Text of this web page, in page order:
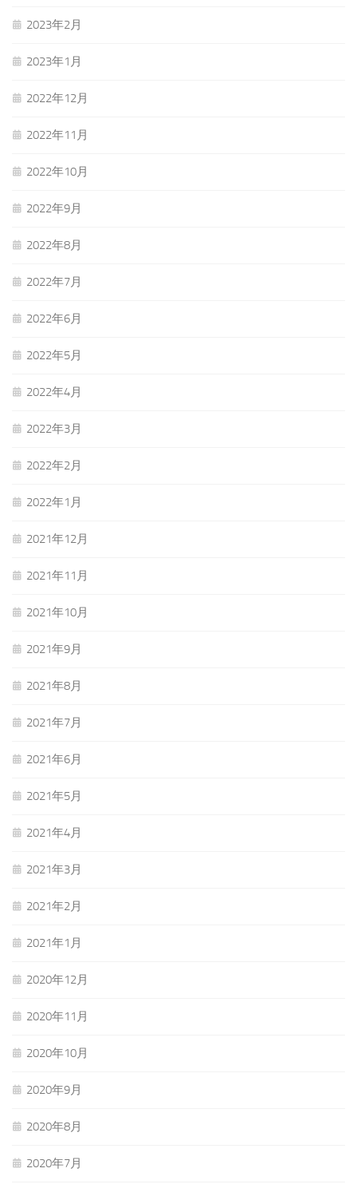
2023年2月
2023年1月
2022年12月
2022年11月
2022年10月
2022年9月
2022年8月
2022年7月
2022年6月
2022年5月
2022年4月
2022年3月
2022年2月
2022年1月
2021年12月
2021年11月
2021年10月
2021年9月
2021年8月
2021年7月
2021年6月
2021年5月
2021年4月
2021年3月
2021年2月
2021年1月
2020年12月
2020年11月
2020年10月
2020年9月
2020年8月
2020年7月